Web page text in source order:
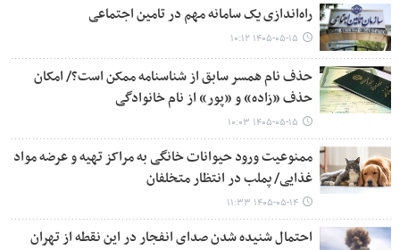
راه‌اندازی یک سامانه مهم در تامین اجتماعی
۱۴۰۵-۰۵-۱۵ ۱۰:۱۲
حذف نام همسر سابق از شناسنامه ممکن است؟/ امکان
حذف «زاده» و «پور» از نام خانوادگی
۱۴۰۵-۰۵-۱۵ ۱۰:۰۳
ممنوعیت ورود حیوانات خانگی به مراکز تهیه و عرضه مواد
غذایی/ پملب در انتظار متخلفان
۱۴۰۵-۰۵-۱۴ ۱۱:۳۳
احتمال شنیده شدن صدای انفجار در این نقطه از تهران